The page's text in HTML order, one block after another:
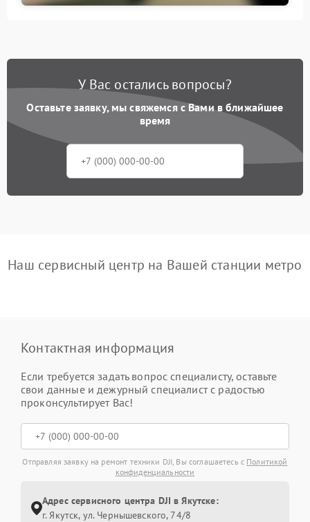
У Вас остались вопросы?
Оставьте заявку, мы свяжемся с Вами в ближайшее
время
Наш сервисный центр на Вашей станции метро
Контактная информация
Если требуется задать вопрос специалисту, оставьте
свои данные и дежурный специалист с радостью
проконсультирует Вас!
Отправляя заявку на ремонт техники DJI, Вы соглашаетесь с Политикой
конфиденциальности
Адрес сервисного центра DJI в Якутске:
г. Якутск, ул. Чернышевского, 74/8